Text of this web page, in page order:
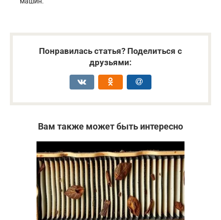
Понравилась статья? Поделиться с
друзьями:
Вам также может быть интересно